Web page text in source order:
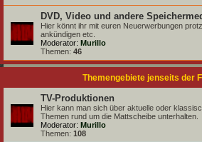
DVD, Video und andere
Hier könnt ihr mit euren Neuerwerbungen
ankündigen etc.
Moderator: Murillo
Themen: 46
Themengebiete jenseits der
TV-Produktionen
Hier kann man sich über aktuelle oder
Themen rund um die Mattscheibe unterhalten.
Moderator: Murillo
Themen: 108